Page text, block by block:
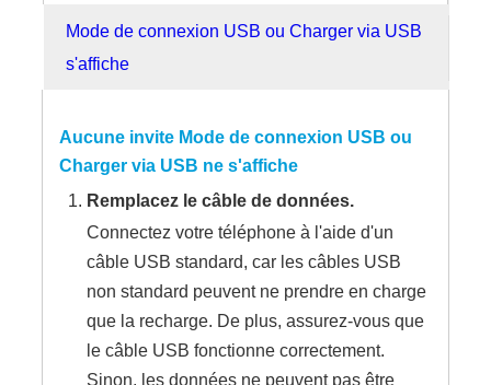
Mode de connexion USB ou Charger via USB
s'affiche
Aucune invite Mode de connexion USB ou
Charger via USB ne s'affiche
Remplacez le câble de données.
Connectez votre téléphone à l'aide d'un
câble USB standard, car les câbles USB
non standard peuvent ne prendre en charge
que la recharge. De plus, assurez-vous que
le câble USB fonctionne correctement.
Sinon, les données ne peuvent pas être